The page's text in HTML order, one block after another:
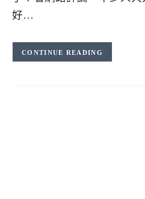
好…
CONTINUE READING